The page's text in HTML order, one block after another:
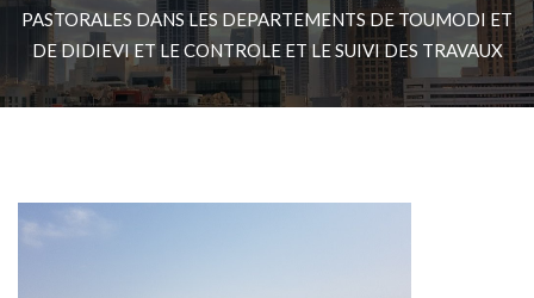
PASTORALES DANS LES DEPARTEMENTS DE TOUMODI ET
DE DIDIEVI ET LE CONTROLE ET LE SUIVI DES TRAVAUX